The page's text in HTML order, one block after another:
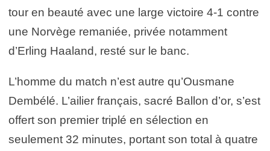
tour en beauté avec une large victoire 4-1 contre
une Norvège remaniée, privée notamment
d’Erling Haaland, resté sur le banc.
L’homme du match n’est autre qu’Ousmane
Dembélé. L’ailier français, sacré Ballon d’or, s’est
offert son premier triplé en sélection en
seulement 32 minutes, portant son total à quatre